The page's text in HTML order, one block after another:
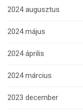
2024 augusztus
2024 május
2024 április
2024 március
2023 december